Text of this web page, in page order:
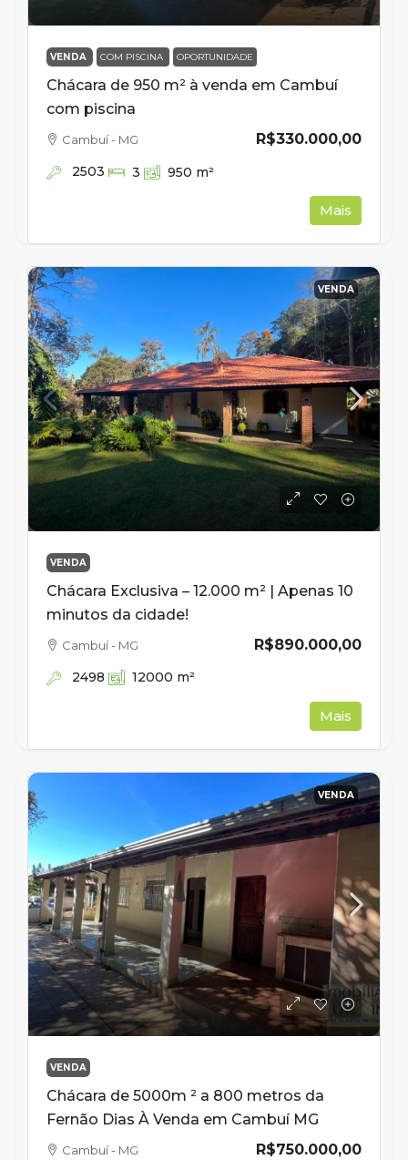
VENDA COM PISCINA OPORTUNIDADE
Chácara de 950 m² à venda em Cambuí
com piscina
R$330.000,00
Cambuí - MG
2503 3 950 m²
Mais
VENDA
VENDA
Chácara Exclusiva – 12.000 m² | Apenas 10
minutos da cidade!
R$890.000,00
Cambuí - MG
2498 12000 m²
Mais
VENDA
VENDA
Chácara de 5000m ² a 800 metros da
Fernão Dias À Venda em Cambuí MG
R$750.000,00
Cambuí - MG